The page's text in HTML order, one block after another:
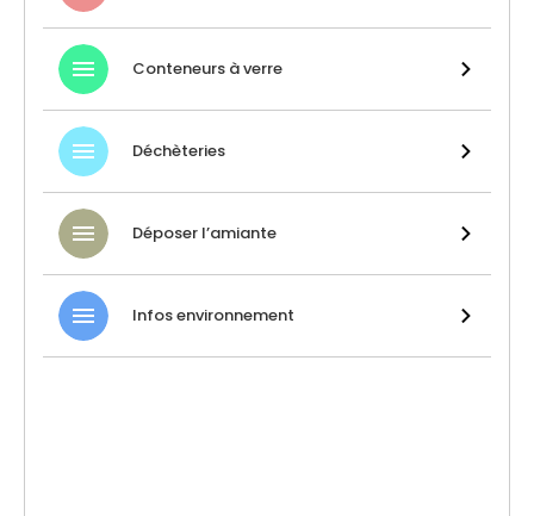
Conteneurs à verre
Déchèteries
Déposer l’amiante
Infos environnement